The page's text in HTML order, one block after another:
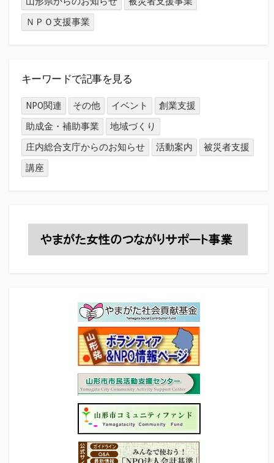
ＮＰＯ支援事業
キーワードで記事を見る
NPO関連 その他 イベント
創業支援
助成金・補助事業
地域づくり
庄内総合支庁からのお知らせ
活動案内
被災者支援
講座